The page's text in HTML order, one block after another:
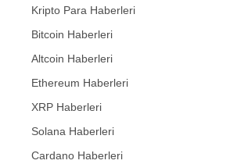
Kripto Para Haberleri
Bitcoin Haberleri
Altcoin Haberleri
Ethereum Haberleri
XRP Haberleri
Solana Haberleri
Cardano Haberleri